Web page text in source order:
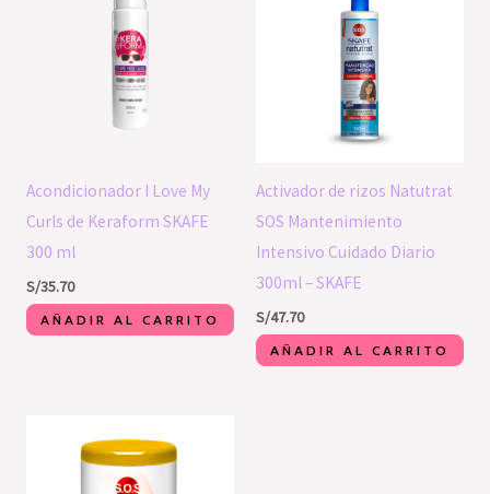
Acondicionador I Love My
Curls de Keraform SKAFE
300 ml
S/35.70
AÑADIR AL CARRITO
Activador de rizos Natutrat
SOS Mantenimiento
Intensivo Cuidado Diario
300ml – SKAFE
S/47.70
AÑADIR AL CARRITO